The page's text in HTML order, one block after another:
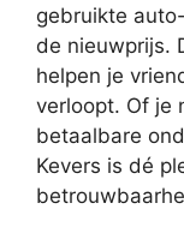
gebruikte
de nieuwprijs.
helpen je
verloopt. Of je
betaalbare
Kevers is dé